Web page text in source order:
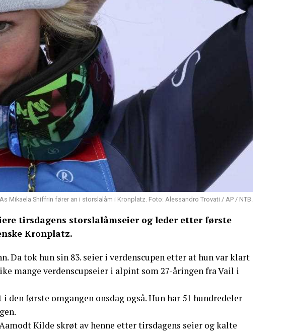
Mikaela Shiffrin fører an i storslalåm i Kronplatz. Foto: Alessandro Trovati / AP / NTB.
tirsdagens storslalåmseier og leder etter første
Kronplatz.
Da tok hun sin 83. seier i verdenscupen etter at hun var klart
mange verdenscupseier i alpint som 27-åringen fra Vail i
den første omgangen onsdag også. Hun har 51 hundredeler
Kilde skrøt av henne etter tirsdagens seier og kalte